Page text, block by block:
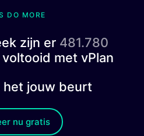
DO MORE
zijn er 481.780
met vPlan
het jouw beurt
nu gratis